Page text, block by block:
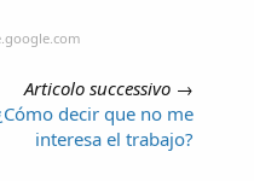
Articolo successivo →
decir que no me
interesa el trabajo?